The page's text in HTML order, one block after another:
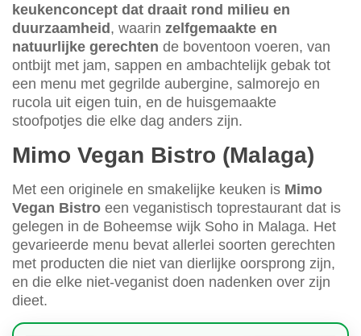
keukenconcept dat draait rond milieu en
duurzaamheid, waarin zelfgemaakte en
natuurlijke gerechten de boventoon voeren, van
ontbijt met jam, sappen en ambachtelijk gebak tot
een menu met gegrilde aubergine, salmorejo en
rucola uit eigen tuin, en de huisgemaakte
stoofpotjes die elke dag anders zijn.
Mimo Vegan Bistro (Malaga)
Met een originele en smakelijke keuken is Mimo
Vegan Bistro een veganistisch toprestaurant dat is
gelegen in de Boheemse wijk Soho in Malaga. Het
gevarieerde menu bevat allerlei soorten gerechten
met producten die niet van dierlijke oorsprong zijn,
en die elke niet-veganist doen nadenken over zijn
dieet.